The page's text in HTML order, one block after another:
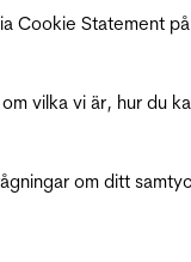
Cookie Statement
vilka vi är, hur du
om ditt